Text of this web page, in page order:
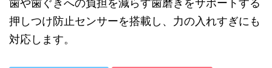
押しつけ防止センサーを搭載し、力の入れすぎにも
対応します。